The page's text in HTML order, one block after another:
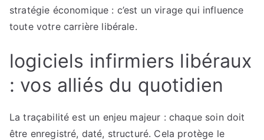
stratégie économique : c’est un virage qui influence
toute votre carrière libérale.
logiciels infirmiers libéraux
: vos alliés du quotidien
La traçabilité est un enjeu majeur : chaque soin doit
être enregistré, daté, structuré. Cela protège le